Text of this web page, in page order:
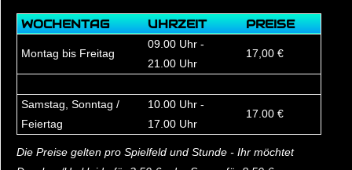
WOCHENTAG UHRZEIT PREISE
Montag bis Freitag
09.00 Uhr -
21.00 Uhr
17,00 €
Samstag, Sonntag /
Feiertag
10.00 Uhr -
17.00 Uhr
17.00 €
Die Preise gelten pro Spielfeld und Stunde - Ihr möchtet